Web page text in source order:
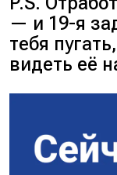
— и 19-я
тебя
видеть её